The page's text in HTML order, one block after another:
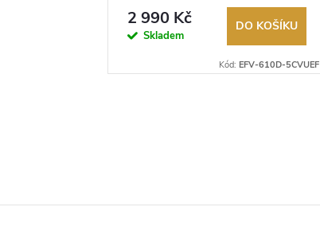
Autorizovaný prodejce.
2 990 Kč
Skladem
DO KOŠÍKU
Kód: EFV-610D-5CVUEF